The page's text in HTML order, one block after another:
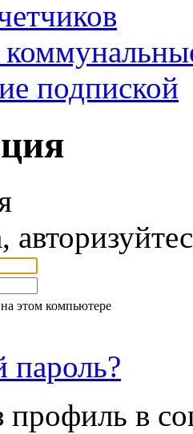
подпиской
этом компьютере
пароль?
профиль в